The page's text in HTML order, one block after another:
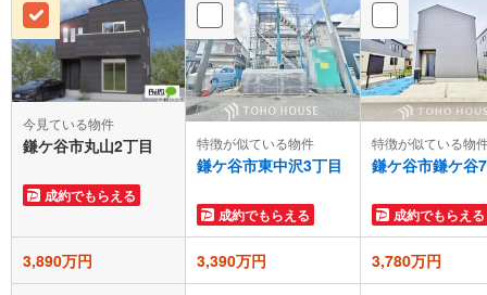
今見ている物件
鎌ケ谷市丸山2丁目
成約でもらえる
特徴が似ている物件
鎌ケ谷市東中沢3丁目
成約でもらえる
特徴が似ている物
鎌ケ谷市鎌ケ谷
成約でもらえる
3,890万円 3,390万円 3,780万円